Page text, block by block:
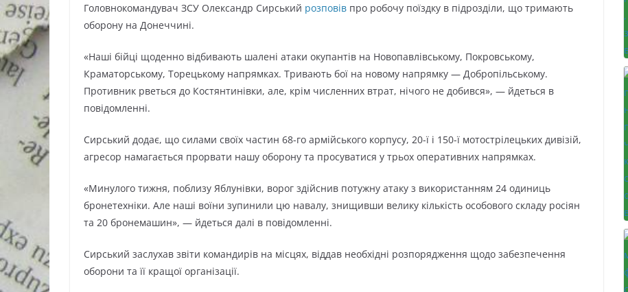
Головнокомандувач ЗСУ Олександр Сирський розповів про робочу поїздку в підрозділи, що тримають
оборону на Донеччині.
«Наші бійці щоденно відбивають шалені атаки окупантів на Новопавлівському, Покровському,
Краматорському, Торецькому напрямках. Тривають бої на новому напрямку — Добропільському.
Противник рветься до Костянтинівки, але, крім численних втрат, нічого не добився», — йдеться в
повідомленні.
Сирський додає, що силами своїх частин 68-го армійського корпусу, 20-ї і 150-ї мотострілецьких дивізій,
агресор намагається прорвати нашу оборону та просуватися у трьох оперативних напрямках.
«Минулого тижня, поблизу Яблунівки, ворог здійснив потужну атаку з використанням 24 одиниць
бронетехніки. Але наші воїни зупинили цю навалу, знищивши велику кількість особового складу росіян
та 20 бронемашин», — йдеться далі в повідомленні.
Сирський заслухав звіти командирів на місцях, віддав необхідні розпорядження щодо забезпечення
оборони та її кращої організації.